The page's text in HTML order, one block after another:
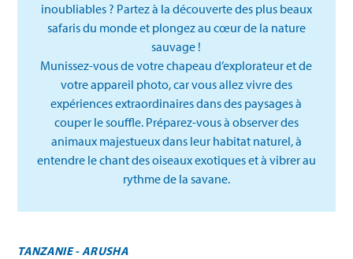
inoubliables ? Partez à la découverte des plus beaux
safaris du monde et plongez au cœur de la nature
sauvage !
Munissez-vous de votre chapeau d’explorateur et de
votre appareil photo, car vous allez vivre des
expériences extraordinaires dans des paysages à
couper le souffle. Préparez-vous à observer des
animaux majestueux dans leur habitat naturel, à
entendre le chant des oiseaux exotiques et à vibrer au
rythme de la savane.
TANZANIE - ARUSHA